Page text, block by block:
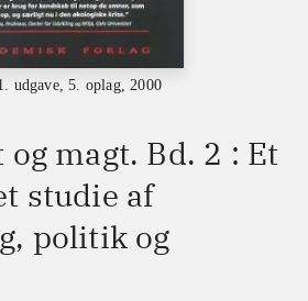
udgave, 5. oplag, 2000
magt. Bd. 2 : Et
studie af
politik og